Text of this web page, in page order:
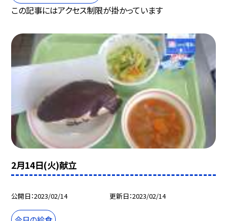
この記事にはアクセス制限が掛かっています
2月14日(火)献立
公開日 2023/02/14 更新日 2023/02/14